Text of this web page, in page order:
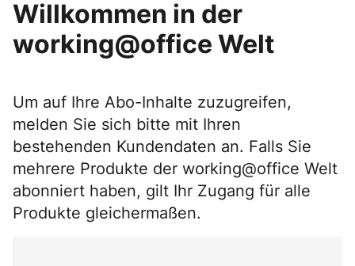
Welt
Willkommen in der
working@office Welt
Um auf Ihre Abo-Inhalte zuzugreifen,
melden Sie sich bitte mit Ihren
bestehenden Kundendaten an. Falls Sie
mehrere Produkte der working@office Welt
abonniert haben, gilt Ihr Zugang für alle
Produkte gleichermaßen.